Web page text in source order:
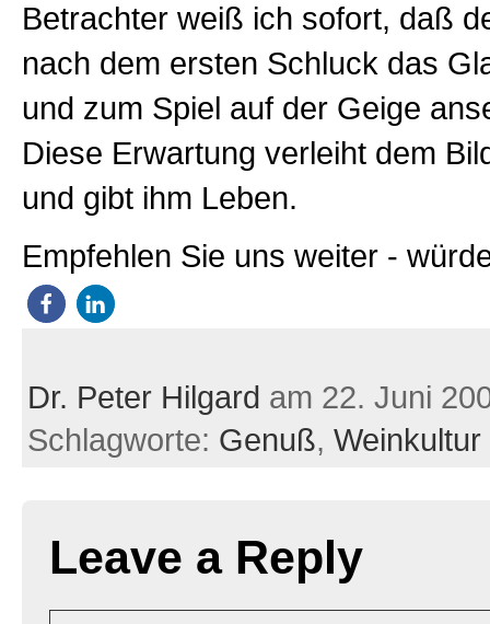
Betrachter weiß ich sofort, daß
nach dem ersten Schluck das
und zum Spiel auf der Geige
Diese Erwartung verleiht dem
und gibt ihm Leben.
Empfehlen Sie uns weiter -
Dr. Peter Hilgard am 22. Juni
Schlagworte: Genuß, Weinkultur
Leave a Reply